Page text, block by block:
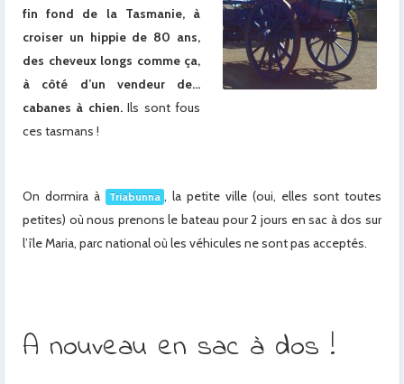
fin fond de la Tasmanie, à
croiser un hippie de 80 ans,
des cheveux longs comme ça,
à côté d’un vendeur de…
cabanes à chien.Ils sont fous
ces tasmans !
On dormira à Triabunna , la petite ville (oui, elles sont toutes
petites) où nous prenons le bateau pour 2 jours en sac à dos sur
l’île Maria, parc national où les véhicules ne sont pas acceptés.
A nouveau en sac à dos !